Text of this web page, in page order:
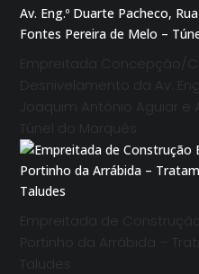
Empreitada Concepção/
Desnivelamento da Av.
Joaquim António Aguiar e
Túnel do Marquês
Empreitada de
Portinho da Arrábida –
Taludes